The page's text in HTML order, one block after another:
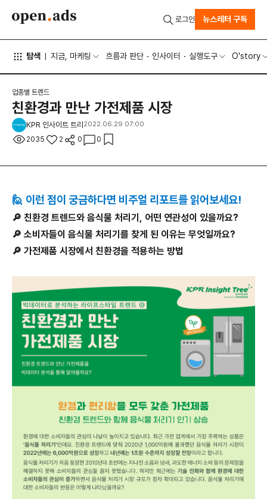
탐색 지금, 마케팅 흐름과 판단 인사이터 실행도구 O'story
로그인 뉴스레터 구독
업종별 트렌드
친환경과 만난 가전제품 시장
KPR 인사이트 트리 2022.06.29 07:00
2035 2 0 0
🙋 이런 점이 궁금하다면 비주얼 리포트를 읽어보세요!
🔎 친환경 트렌드와 음식물 처리기, 어떤 연관성이 있을까요?
🔎 소비자들이 음식물 처리기를 찾게 된 이유는 무엇일까요?
🔎 가전제품 시장에서 친환경을 적용하는 방법